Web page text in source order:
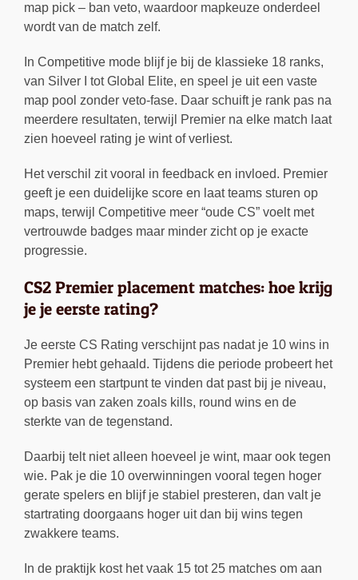
map pick – ban veto, waardoor mapkeuze onderdeel
wordt van de match zelf.
In Competitive mode blijf je bij de klassieke 18 ranks,
van Silver I tot Global Elite, en speel je uit een vaste
map pool zonder veto-fase. Daar schuift je rank pas na
meerdere resultaten, terwijl Premier na elke match laat
zien hoeveel rating je wint of verliest.
Het verschil zit vooral in feedback en invloed. Premier
geeft je een duidelijke score en laat teams sturen op
maps, terwijl Competitive meer “oude CS” voelt met
vertrouwde badges maar minder zicht op je exacte
progressie.
CS2 Premier placement matches: hoe krijg
je je eerste rating?
Je eerste CS Rating verschijnt pas nadat je 10 wins in
Premier hebt gehaald. Tijdens die periode probeert het
systeem een startpunt te vinden dat past bij je niveau,
op basis van zaken zoals kills, round wins en de
sterkte van de tegenstand.
Daarbij telt niet alleen hoeveel je wint, maar ook tegen
wie. Pak je die 10 overwinningen vooral tegen hoger
gerate spelers en blijf je stabiel presteren, dan valt je
startrating doorgaans hoger uit dan bij wins tegen
zwakkere teams.
In de praktijk kost het vaak 15 tot 25 matches om aan